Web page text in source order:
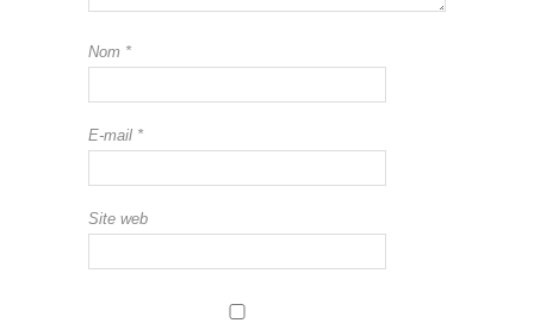
Nom *
E-mail *
Site web